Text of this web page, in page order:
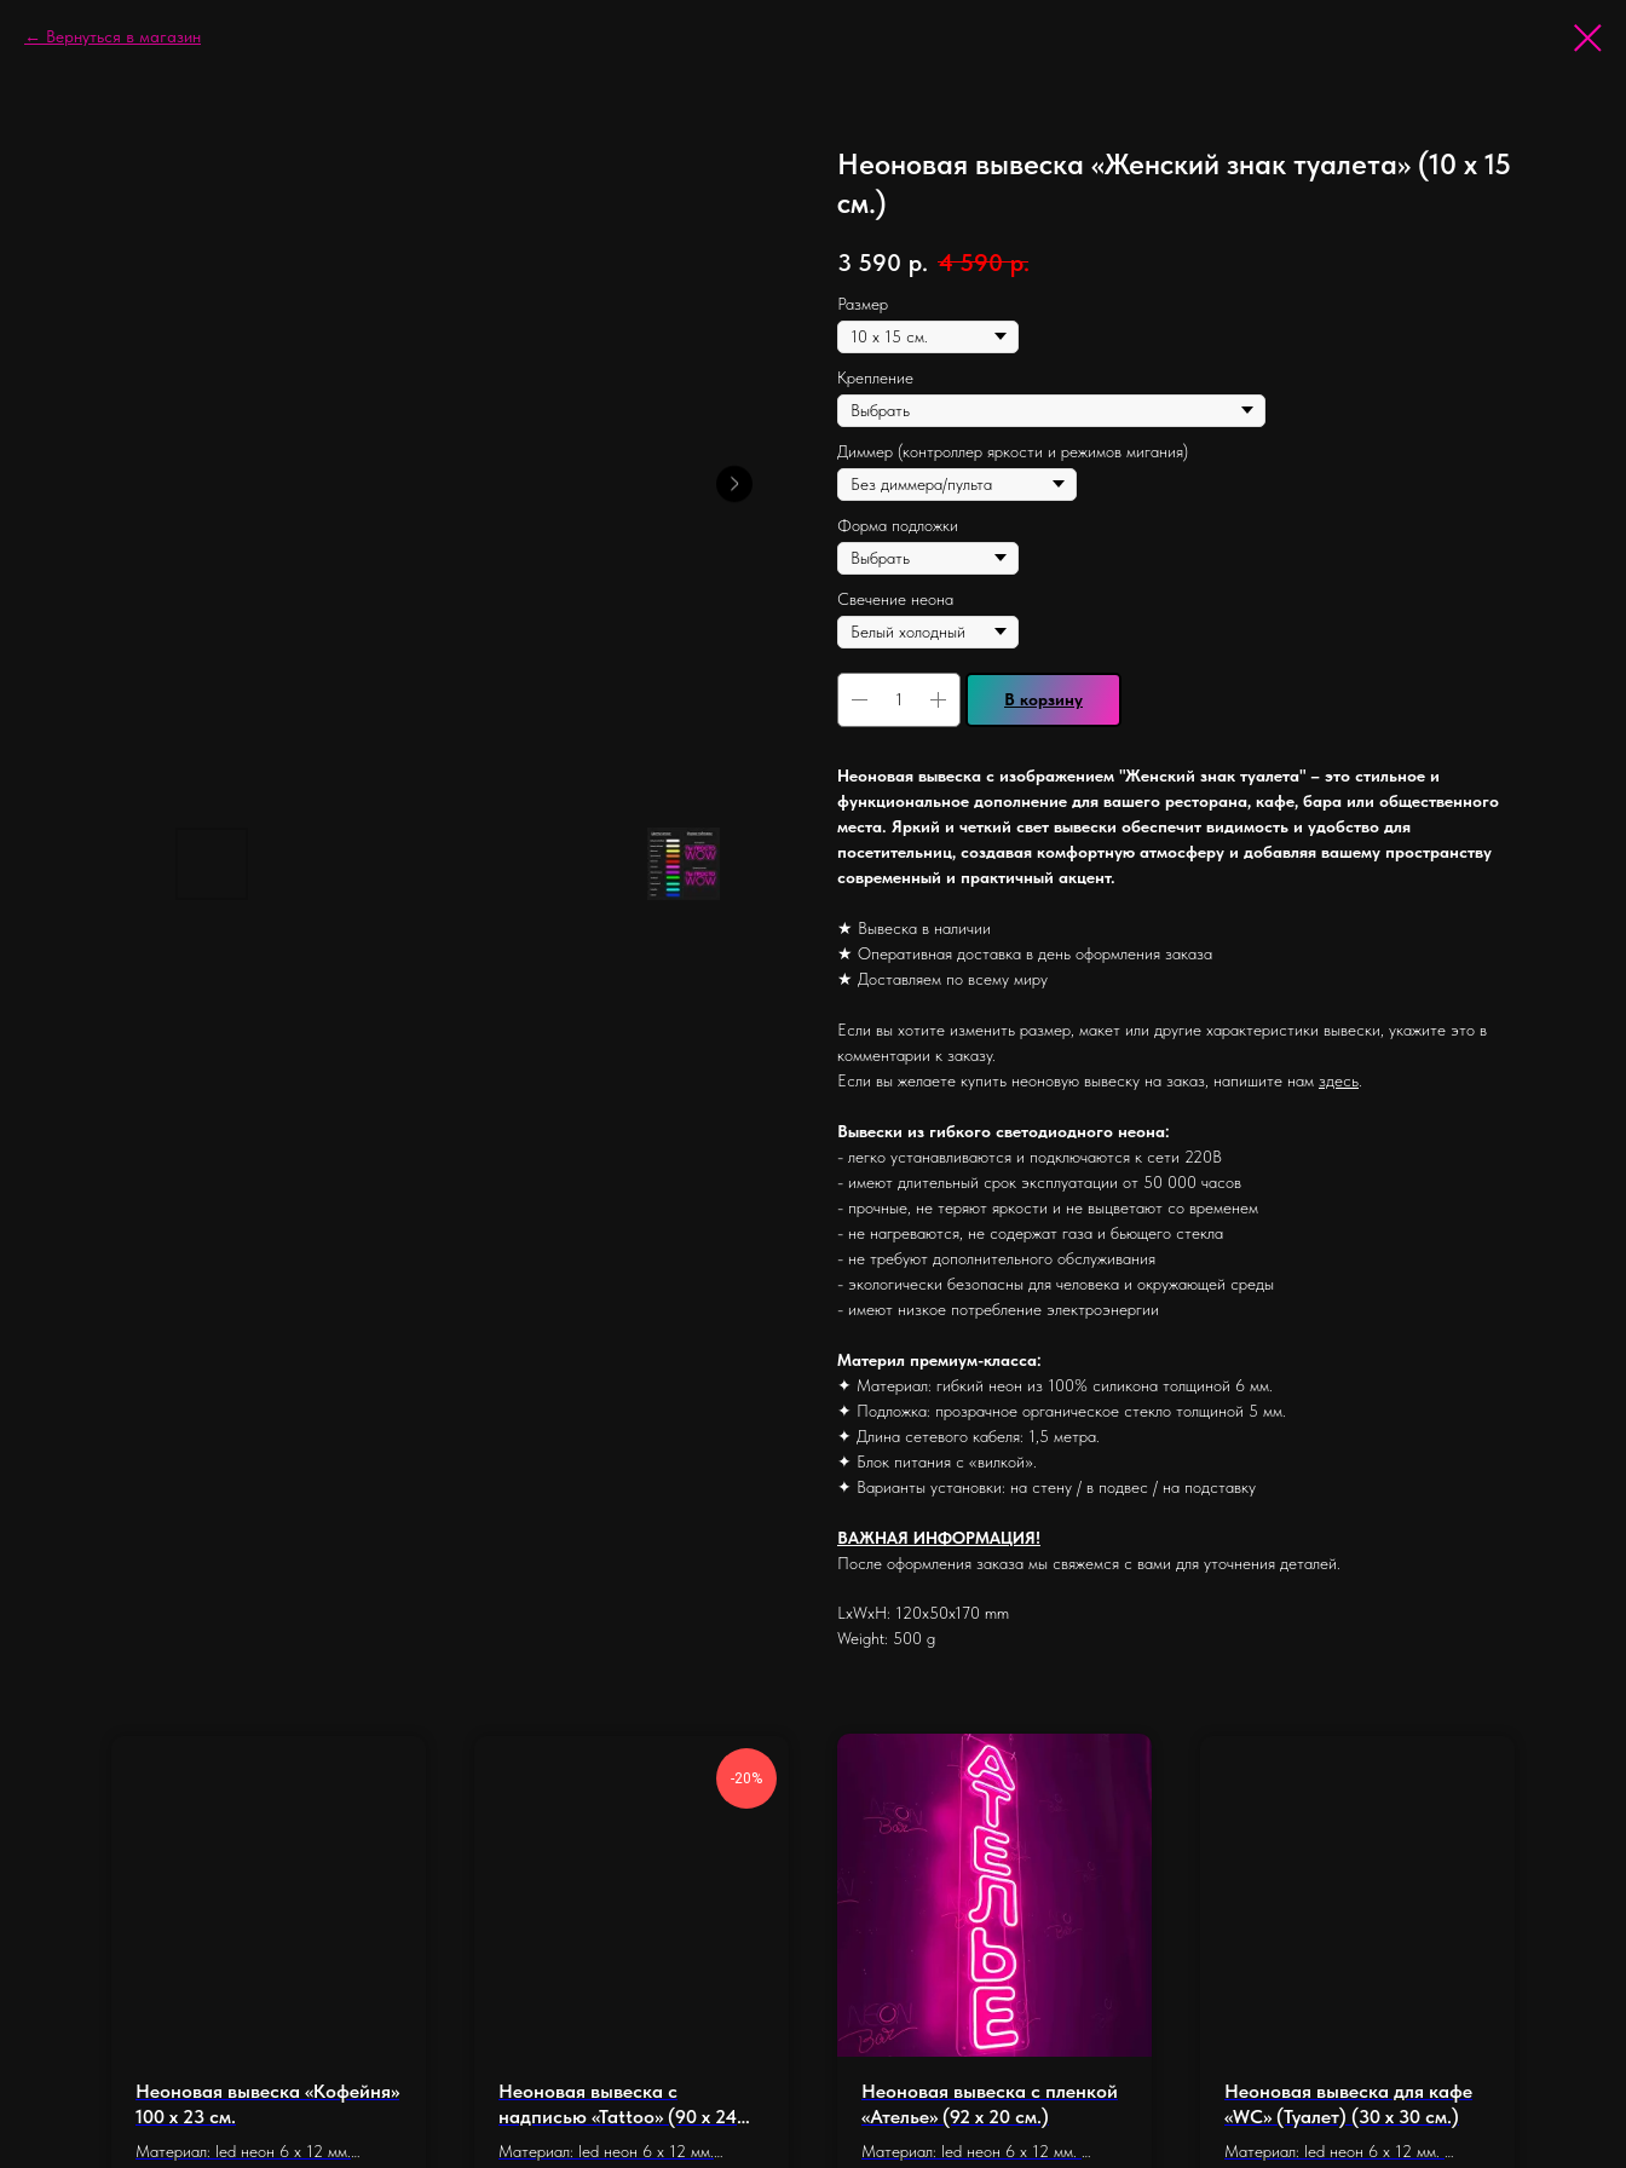
Вернуться в магазин
Неоновая вывеска «Женский знак туалета» (10 х 15
см.)
3 590 р. 4 590 р.
Размер
Крепление
Диммер (контроллер яркости и режимов мигания)
Форма подложки
Свечение неона
В корзину
Неоновая вывеска с изображением "Женский знак туалета" – это стильное и
функциональное дополнение для вашего ресторана, кафе, бара или общественного
места. Яркий и четкий свет вывески обеспечит видимость и удобство для
посетительниц, создавая комфортную атмосферу и добавляя вашему пространству
современный и практичный акцент.
★ Вывеска в наличии
★ Оперативная доставка в день оформления заказа
★ Доставляем по всему миру
Если вы хотите изменить размер, макет или другие характеристики вывески, укажите это в
комментарии к заказу.
Если вы желаете купить неоновую вывеску на заказ, напишите нам здесь
Вывески из гибкого светодиодного неона:
- легко устанавливаются и подключаются к сети 220В
- имеют длительный срок эксплуатации от 50 000 часов
- прочные, не теряют яркости и не выцветают со временем
- не нагреваются, не содержат газа и бьющего стекла
- не требуют дополнительного обслуживания
- экологически безопасны для человека и окружающей среды
- имеют низкое потребление электроэнергии
Материл премиум-класса:
✦ Материал: гибкий неон из 100% силикона толщиной 6 мм.
✦ Подложка: прозрачное органическое стекло толщиной 5 мм.
✦ Длина сетевого кабеля: 1,5 метра.
✦ Блок питания с «вилкой».
✦ Варианты установки: на стену / в подвес / на подставку
ВАЖНАЯ ИНФОРМАЦИЯ!
После оформления заказа мы свяжемся с вами для уточнения деталей.
LxWxH: 120x50x170 mm
Weight: 500 g
Неоновая вывеска «Кофейня»
100 х 23 см.
Материал: led неон 6 x 12 мм.
-20%
Неоновая вывеска с
надписью «Tattoo» (90 x 24
см.)
Материал: led неон 6 x 12 мм.
Неоновая вывеска с пленкой
«Ателье» (92 х 20 см.)
Материал: led неон 6 x 12 мм.
Неоновая вывеска для кафе
«WC» (Туалет) (30 х 30 см.)
Материал: led неон 6 x 12 мм.